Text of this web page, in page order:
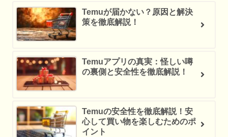
Temuが届かない？原因と解決
策を徹底解説！
Temuアプリの真実：怪しい噂
の裏側と安全性を徹底解説！
Temuの安全性を徹底解説！安
心して買い物を楽しむためのポ
イント